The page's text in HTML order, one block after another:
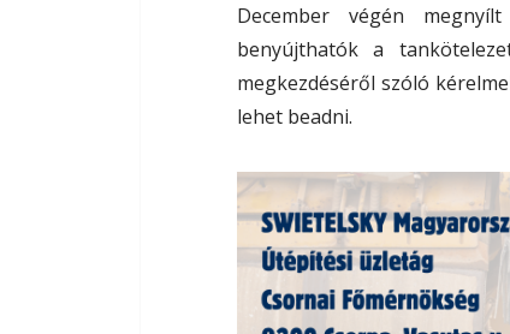
December végén
benyújthatók a
megkezdéséről szóló
lehet beadni.